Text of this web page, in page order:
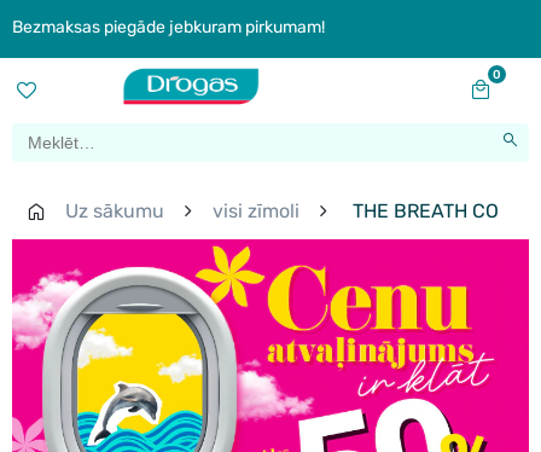
Bezmaksas piegāde jebkuram pirkumam!
0
Uz sākumu visi zīmoli THE BREATH CO